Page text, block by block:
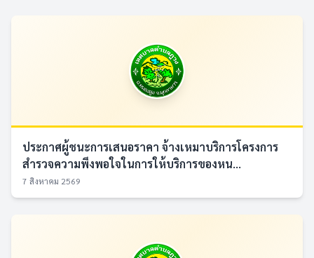
ประกาศผู้ชนะการเสนอราคา จ้างเหมาบริการโครงการ
สำรวจความพึงพอใจในการให้บริการของหน...
7 สิงหาคม 2569